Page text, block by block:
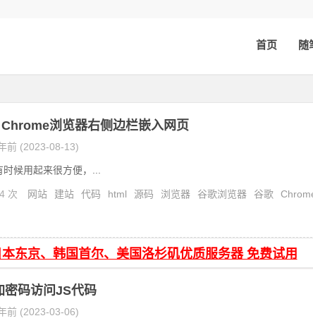
首页 随
浏览器右侧边栏嵌入网页
前 (2023-08-13)
候用起来很方便，...
次 网站 建站 代码 html 源码 浏览器 谷歌浏览器 谷歌
东京、韩国首尔、美国洛杉矶优质服务器 免费试用
密码访问JS代码
前 (2023-03-06)